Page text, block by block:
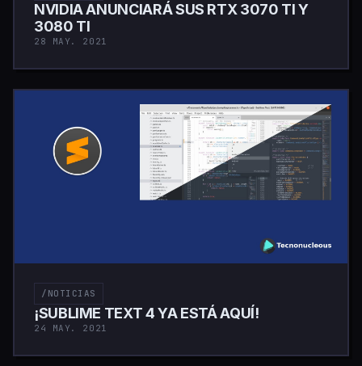
NVIDIA ANUNCIARÁ SUS RTX 3070 TI Y
3080 TI
28 MAY. 2021
/NOTICIAS
¡SUBLIME TEXT 4 YA ESTÁ AQUÍ!
24 MAY. 2021